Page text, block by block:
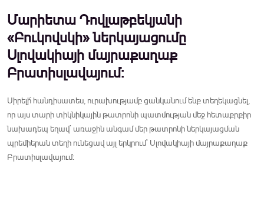
Մարիետա Դովլաթբեկյանի
«Բուկովսկի» ներկայացումը
Սլովակիայի մայրաքաղաք
Բրատիսլավայում:
Սիրելի՜ հանդիսատես, ուրախությամբ ցանկանում ենք տեղեկացնել,
որ այս տարի տիկնիկային թատրոնի պատմության մեջ հետաքրքիր
նախադեպ եղավ` առաջին անգամ մեր թատրոնի ներկայացման
պրեմիերան տեղի ունեցավ այլ երկրում` Սլովակիայի մայրաքաղաք
Բրատիսլավայում: